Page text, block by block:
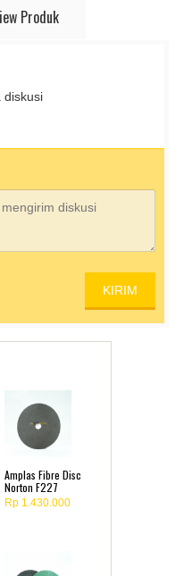
Produk
diskusi
Amplas Fibre Disc
Norton F227
Rp 1.430.000